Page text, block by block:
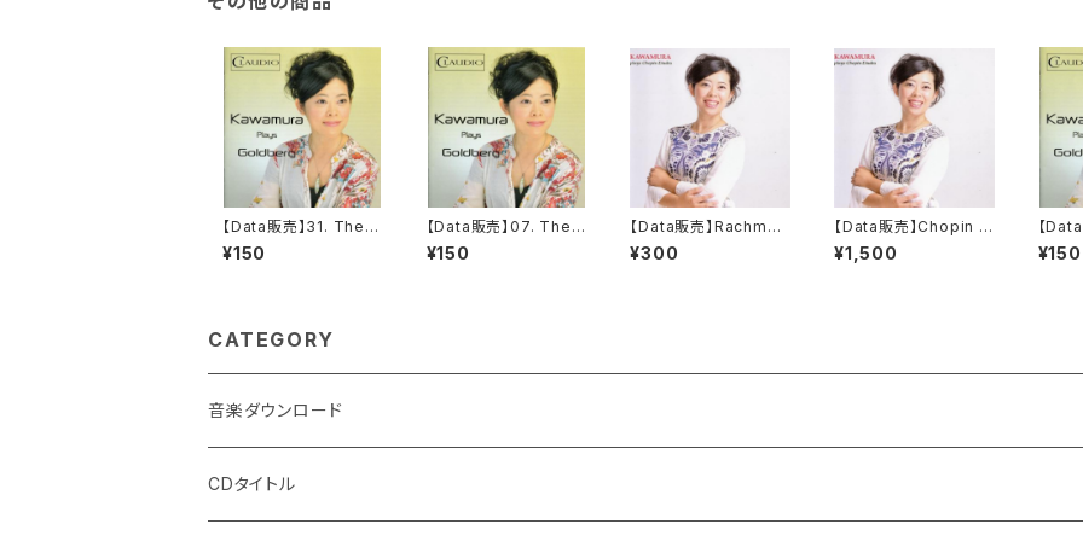
【Data販売】31. The 3
0th Variation from T
he Goldberg Variati
¥150
【Data販売】07. The 6
th Variation from Th
e Goldberg Variatio
¥150
【Data販売】Rachman
inov “The 18th Varia
tion from the Rhaps
¥300
【Data販売】Chopin Et
udes Op.25 (all 12 p
ieces)
¥1,500
【
2th
he
¥150
CATEGORY
音楽ダウンロード
CDタイトル